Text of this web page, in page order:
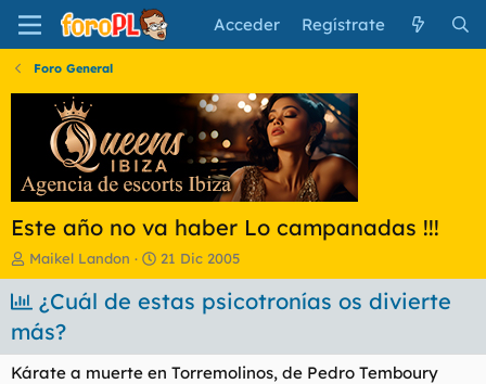
Acceder Regístrate
Foro General
Este año no va haber Lo campanadas !!!
I
n
i
c
i
a
d
Maikel Landon
F
e
c
d
e
21 Dic 2005
¿Cuál de estas psicotronías os divierte
más?
Kárate a muerte en Torremolinos, de Pedro Temboury